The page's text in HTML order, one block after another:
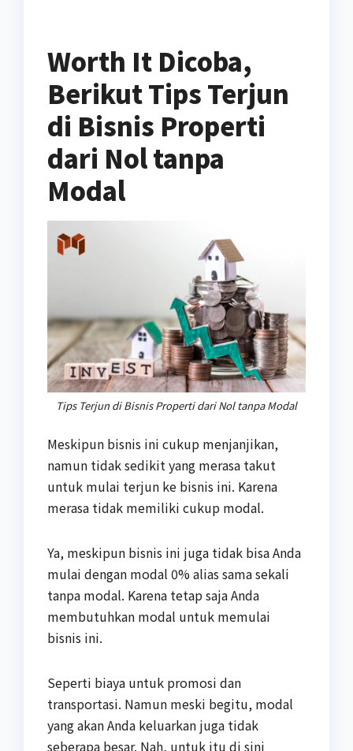
Worth It Dicoba,
Berikut Tips Terjun
di Bisnis Properti
dari Nol tanpa
Modal
Tips Terjun di Bisnis Properti dari Nol tanpa Modal
Meskipun bisnis ini cukup menjanjikan,
namun tidak sedikit yang merasa takut
untuk mulai terjun ke bisnis ini. Karena
merasa tidak memiliki cukup modal.
Ya, meskipun bisnis ini juga tidak bisa Anda
mulai dengan modal 0% alias sama sekali
tanpa modal. Karena tetap saja Anda
membutuhkan modal untuk memulai
bisnis ini.
Seperti biaya untuk promosi dan
transportasi. Namun meski begitu, modal
yang akan Anda keluarkan juga tidak
seberapa besar. Nah, untuk itu di sini